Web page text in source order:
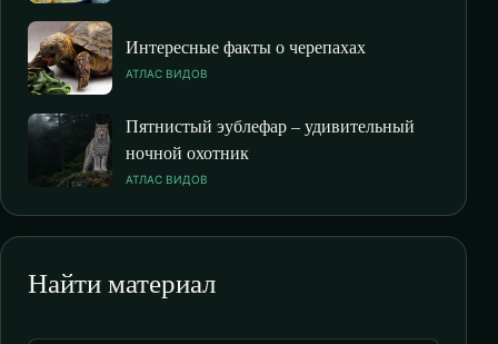
Интересные факты о черепахах
АТЛАС ВИДОВ
Пятнистый эублефар – удивительный
ночной охотник
АТЛАС ВИДОВ
Найти материал